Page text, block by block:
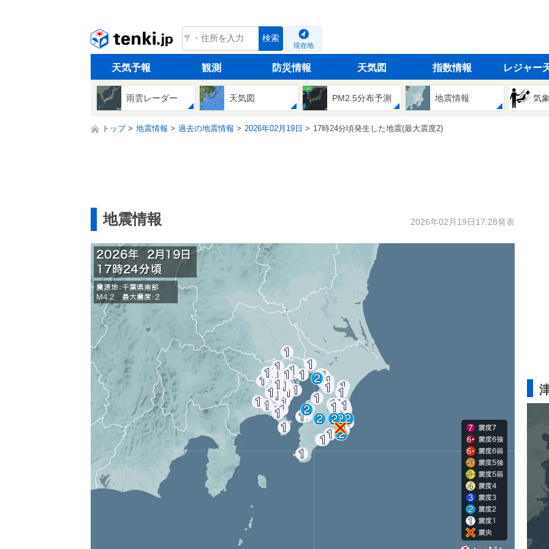
tenki.jp 検索
現在地
天気予報 観測 防災情報 天気図 指数情報 レジャー
雨雲レーダー 天気図 PM2.5分布予測 地震情報 気
トップ 地震情報 過去の地震情報 2026年02月19日 17時24分頃発生した地震(最大震度2)
地震情報 2026年02月19日17:28発表